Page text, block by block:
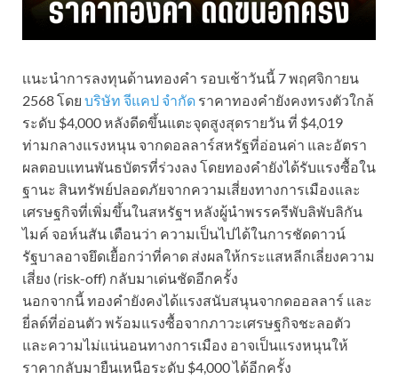
เเนะนำการลงทุนด้านทองคำ รอบเช้าวันนี้ 7 พฤศจิกายน
2568 โดย บริษัท จีแคป จำกัด ราคาทองคำยังคงทรงตัวใกล้
ระดับ $4,000 หลังดีดขึ้นแตะจุดสูงสุดรายวัน ที่ $4,019
ท่ามกลางแรงหนุน จากดอลลาร์สหรัฐที่อ่อนค่า และอัตรา
ผลตอบแทนพันธบัตรที่ร่วงลง โดยทองคำยังได้รับแรงซื้อใน
ฐานะ สินทรัพย์ปลอดภัยจากความเสี่ยงทางการเมืองและ
เศรษฐกิจที่เพิ่มขึ้นในสหรัฐฯ หลังผู้นำพรรครีพับลิพับลิกัน
ไมค์ จอห์นสัน เตือนว่า ความเป็นไปได้ในการชัดดาวน์
รัฐบาลอาจยึดเยื้อกว่าที่คาด ส่งผลให้กระแสหลีกเลี่ยงความ
เสี่ยง (risk-off) กลับมาเด่นชัดอีกครั้ง
นอกจากนี้ ทองคำยังคงได้แรงสนับสนุนจากดออลลาร์ และ
ยี่ลด์ที่อ่อนตัว พร้อมแรงซื้อจากภาวะเศรษฐกิจชะลอตัว
และความไม่แน่นอนทางการเมือง อาจเป็นแรงหนุนให้
ราคากลับมายืนเหนือระดับ $4,000 ได้อีกครั้ง